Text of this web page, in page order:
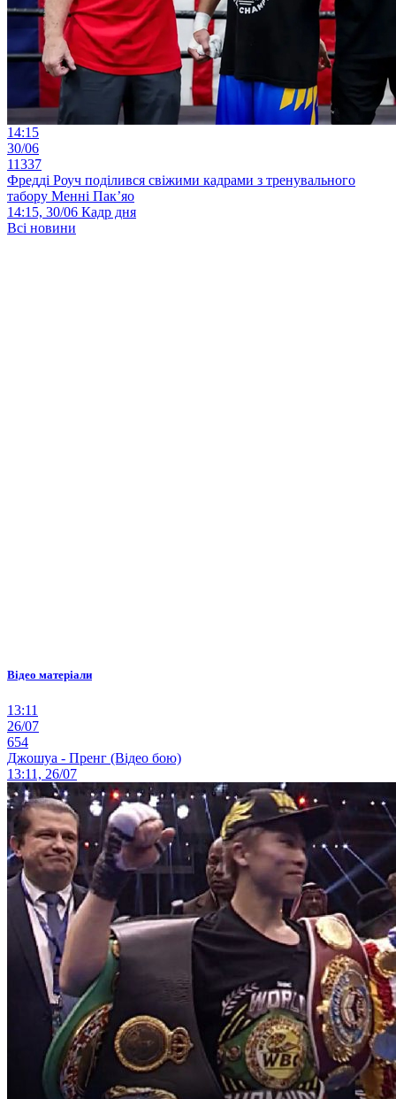
14:15
30/06
11337
Фредді Роуч поділився свіжими кадрами з тренувального
табору Менні Пак’яо
14:15, 30/06 Кадр дня
Всі новини
Відео матеріали
13:11
26/07
654
Джошуа - Пренг (Відео бою)
13:11, 26/07